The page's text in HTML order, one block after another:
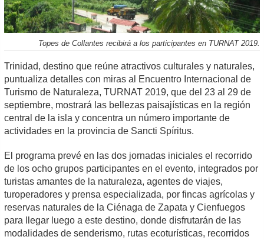
Topes de Collantes recibirá a los participantes en TURNAT 2019.
Trinidad, destino que reúne atractivos culturales y naturales,
puntualiza detalles con miras al Encuentro Internacional de
Turismo de Naturaleza, TURNAT 2019, que del 23 al 29 de
septiembre, mostrará las bellezas paisajísticas en la región
central de la isla y concentra un número importante de
actividades en la provincia de Sancti Spíritus.
El programa prevé en las dos jornadas iniciales el recorrido
de los ocho grupos participantes en el evento, integrados por
turistas amantes de la naturaleza, agentes de viajes,
turoperadores y prensa especializada, por fincas agrícolas y
reservas naturales de la Ciénaga de Zapata y Cienfuegos
para llegar luego a este destino, donde disfrutarán de las
modalidades de senderismo, rutas ecoturísticas, recorridos